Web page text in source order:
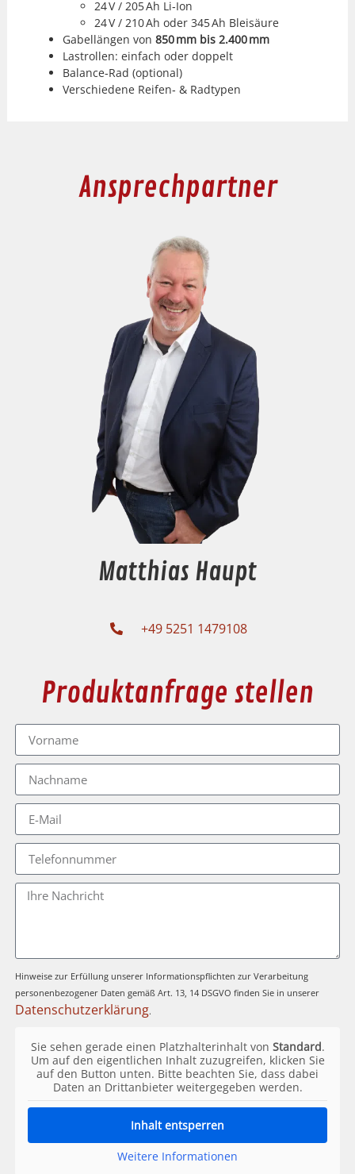
24 V / 205 Ah Li‑Ion
24 V / 210 Ah oder 345 Ah Bleisäure
Gabel­län­gen von 850 mm bis 2.400 mm
Las­trollen: ein­fach oder dop­pelt
Balance‑Rad (option­al)
Ver­schiedene Reifen‑ & Rad­typen
Ansprechpartner
Matthias Haupt
+49 5251 1479108
Produktanfrage stellen
Hinweise zur Erfüllung unserer Informationspflichten zur Verarbeitung
personenbezogener Daten gemäß Art. 13, 14 DSGVO finden Sie in unserer
Datenschutzerklärung.
Sie sehen gerade einen Platzhalterinhalt von Standard.
Um auf den eigentlichen Inhalt zuzugreifen, klicken Sie
auf den Button unten. Bitte beachten Sie, dass dabei
Daten an Drittanbieter weitergegeben werden.
Inhalt entsperren
Weitere Informationen